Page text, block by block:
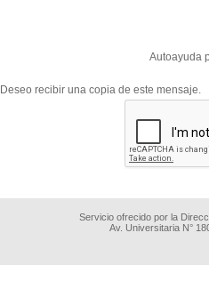
Autoayuda
Deseo recibir una copia de este mensaje.
Servicio ofrecido por la
Av. Universitaria N°